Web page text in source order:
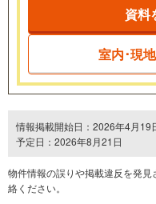
資料
室内･現
情報掲載開始日：2026年4月
予定日：2026年8月21日
物件情報の誤りや掲載違反を発
絡ください。